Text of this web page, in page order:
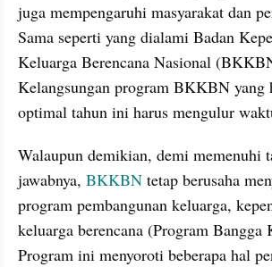
juga mempengaruhi masyarakat dan
Sama seperti yang dialami Badan
Keluarga Berencana Nasional
Kelangsungan program BKKBN yang
optimal tahun ini harus mengulur
Walaupun demikian, demi memenuhi
jawabnya, BKKBN tetap berusaha
program pembangunan keluarga,
keluarga berencana (Program Bangga
Program ini menyoroti beberapa hal